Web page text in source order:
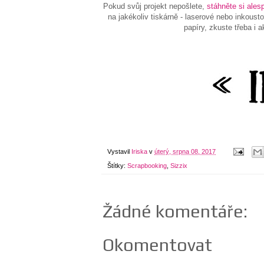
Pokud svůj projekt nepošlete, stáhněte si
na jakékoliv tiskárně - laserové nebo
papíry, zkuste třeba i
Vystavil Iriska v úterý, srpna 08, 2017
Štítky: Scrapbooking Sizzix
Žádné komentáře:
Okomentovat